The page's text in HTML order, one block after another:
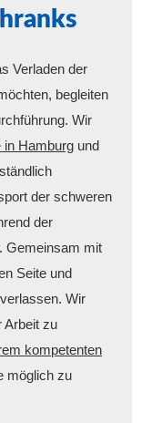
Verladen der
begleiten
Wir
in Hamburg und
der schweren
der
Gemeinsam mit
Seite und
Wir
Arbeit zu
kompetenten
möglich zu